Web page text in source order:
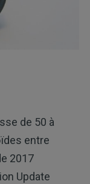
de 50 à
entre
2017
Update